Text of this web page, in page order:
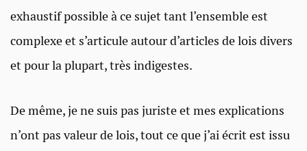
exhaustif possible à ce sujet tant l’ensemble est
complexe et s’articule autour d’articles de lois divers
et pour la plupart, très indigestes.
De même, je ne suis pas juriste et mes explications
n’ont pas valeur de lois, tout ce que j’ai écrit est issu